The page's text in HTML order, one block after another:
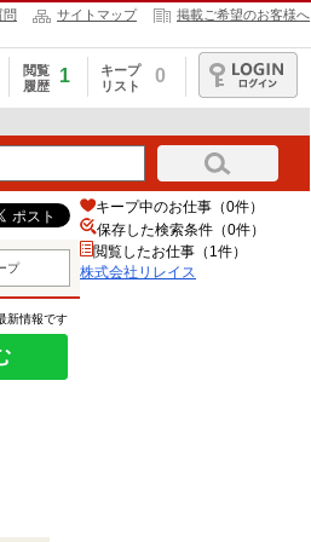
問 サイトマップ 掲載ご希望のお客様へ
閲覧
履歴
1
キープ
リスト
0
ログイン
プ
新情報です
キープ中のお仕事（0件）
保存した検索条件（0件）
閲覧したお仕事（1件）
株式会社リレイス